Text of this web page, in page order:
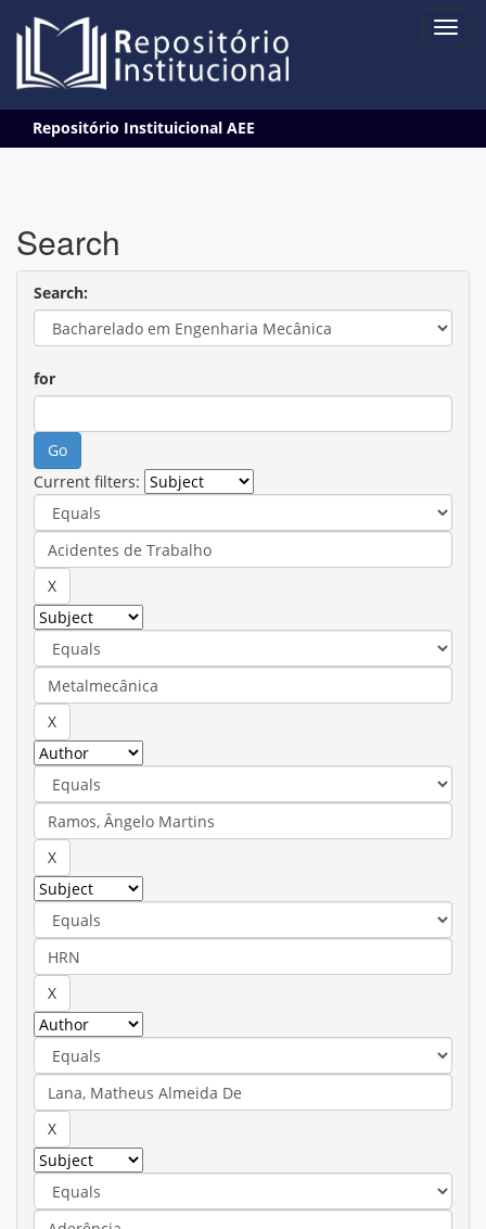
navigation
Repositório Instituicional AEE
Search
Search:
for
Current filters: